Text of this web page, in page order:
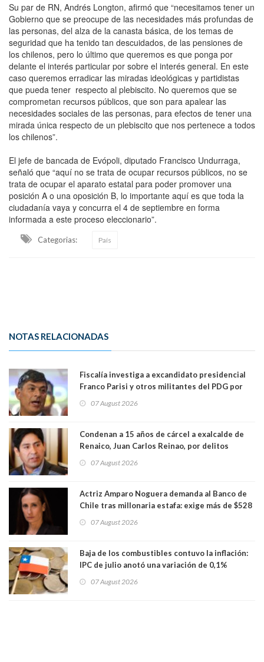
Su par de RN, Andrés Longton, afirmó que “necesitamos tener un
Gobierno que se preocupe de las necesidades más profundas de
las personas, del alza de la canasta básica, de los temas de
seguridad que ha tenido tan descuidados, de las pensiones de
los chilenos, pero lo último que queremos es que ponga por
delante el interés particular por sobre el interés general. En este
caso queremos erradicar las miradas ideológicas y partidistas
que pueda tener respecto al plebiscito. No queremos que se
comprometan recursos públicos, que son para apalear las
necesidades sociales de las personas, para efectos de tener una
mirada única respecto de un plebiscito que nos pertenece a todos
los chilenos”.
El jefe de bancada de Evópoli, diputado Francisco Undurraga,
señaló que “aquí no se trata de ocupar recursos públicos, no se
trata de ocupar el aparato estatal para poder promover una
posición A o una oposición B, lo importante aquí es que toda la
ciudadanía vaya y concurra el 4 de septiembre en forma
informada a este proceso eleccionario”.
Categorias: País
NOTAS RELACIONADAS
Fiscalía investiga a excandidato presidencial
Franco Parisi y otros militantes del PDG por
07 August 2026
Condenan a 15 años de cárcel a exalcalde de
Renaico, Juan Carlos Reinao, por delitos
07 August 2026
Actriz Amparo Noguera demanda al Banco de
Chile tras millonaria estafa: exige más de $528
07 August 2026
Baja de los combustibles contuvo la inflación:
IPC de julio anotó una variación de 0,1%
07 August 2026